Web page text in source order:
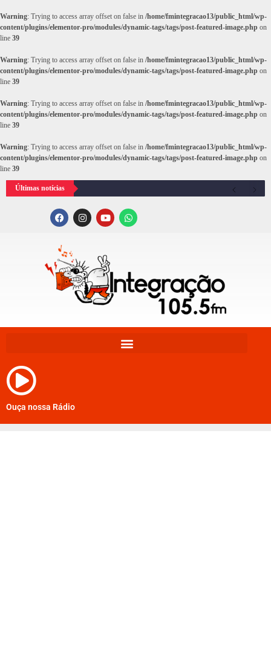
Warning: Trying to access array offset on false in /home/fmintegracao13/public_html/wp-
content/plugins/elementor-pro/modules/dynamic-tags/tags/post-featured-image.php on
line 39
Warning: Trying to access array offset on false in /home/fmintegracao13/public_html/wp-
content/plugins/elementor-pro/modules/dynamic-tags/tags/post-featured-image.php on
line 39
Warning: Trying to access array offset on false in /home/fmintegracao13/public_html/wp-
content/plugins/elementor-pro/modules/dynamic-tags/tags/post-featured-image.php on
line 39
Warning: Trying to access array offset on false in /home/fmintegracao13/public_html/wp-
content/plugins/elementor-pro/modules/dynamic-tags/tags/post-featured-image.php on
line 39
Últimas notícias
Ouça nossa Rádio